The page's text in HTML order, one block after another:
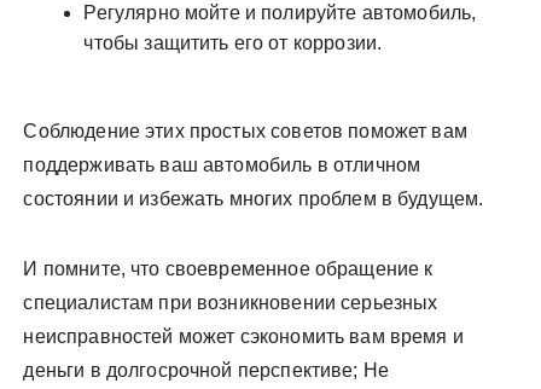
Регулярно мойте и полируйте автомобиль,
чтобы защитить его от коррозии.
Соблюдение этих простых советов поможет вам
поддерживать ваш автомобиль в отличном
состоянии и избежать многих проблем в будущем.
И помните, что своевременное обращение к
специалистам при возникновении серьезных
неисправностей может сэкономить вам время и
деньги в долгосрочной перспективе; Не